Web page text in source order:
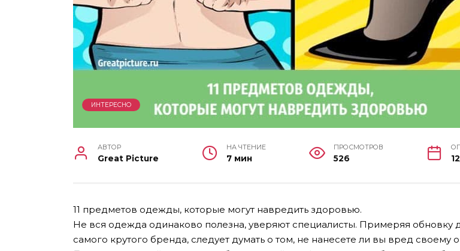
ИНТЕРЕСНО
АВТОР
Great Picture
НА ЧТЕНИЕ
7 мин
ПРОСМОТРОВ
526
11 предметов одежды, которые могут навредить здоровью.
Не вся одежда одинаково полезна, уверяют специалисты. Примеряя обновку
самого крутого бренда, следует думать о том, не нанесете ли вы вред своему